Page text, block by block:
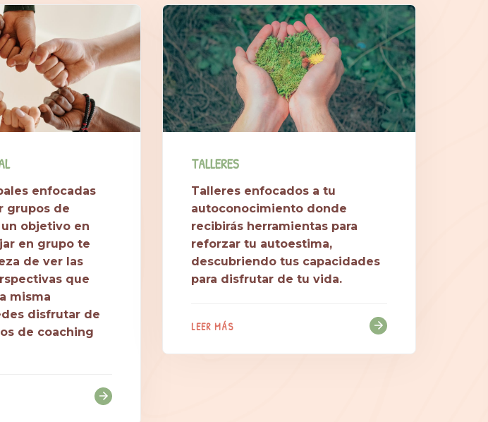
enfocadas
grupos de
objetivo en
en grupo te
de ver las
que
misma
disfrutar de
de coaching
TALLERES
Talleres enfocados a tu
autoconocimiento donde
recibirás herramientas para
reforzar tu autoestima,
descubriendo tus capacidades
para disfrutar de tu vida.
LEER MÁS